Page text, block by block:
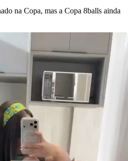
na Copa, mas a Copa 8balls ainda